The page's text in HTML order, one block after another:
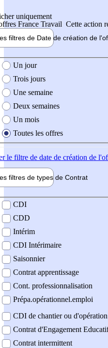
uniquement
France Travail Cette action
filtres de Date de création de
création de l'offre
Un jour
Trois jours
Une semaine
Deux semaines
Un mois
Toutes les offres
le filtre de date de création de
filtres de types de Contrat
contrat
CDI
CDD
Intérim
CDI Intérimaire
Saisonnier
Contrat apprentissage
Cont. professionnalisation
Prépa.opérationnel.emploi
CDI de chantier ou d'opération
Contrat d'Engagement
Contrat intermittent